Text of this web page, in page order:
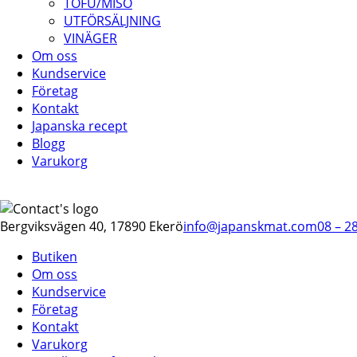
UTFÖRSÄLJNING
VINÄGER
Om oss
Kundservice
Företag
Kontakt
Japanska recept
Blogg
Varukorg
Bergviksvägen 40, 17890 Ekeröinfo@japanskmat.com08 –
Butiken
Om oss
Kundservice
Företag
Kontakt
Varukorg